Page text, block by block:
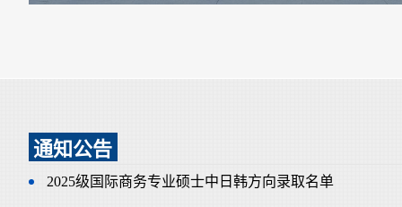
通知公告
2025级国际商务专业硕士中日韩方向录取名单